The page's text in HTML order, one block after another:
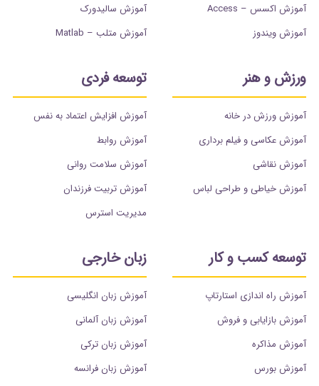
آموزش اکسس – Access
آموزش ویندوز
آموزش سالیدورک
آموزش متلب – Matlab
ورزش و هنر
آموزش ورزش در خانه
آموزش عکاسی و فیلم برداری
آموزش نقاشی
آموزش خیاطی و طراحی لباس
توسعه فردی
آموزش افزایش اعتماد به نفس
آموزش روابط
آموزش سلامت روانی
آموزش تربیت فرزندان
مدیریت استرس
توسعه کسب و کار
آموزش راه اندازی استارتاپ
آموزش بازایابی و فروش
آموزش مذاکره
آموزش بورس
زبان خارجی
آموزش زبان انگلیسی
آموزش زبان آلمانی
آموزش زبان ترکی
آموزش زبان فرانسه